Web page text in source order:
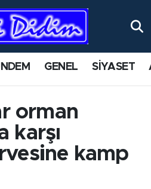
GENEL SİYASET
orman
karşı
kamp
ve Fikstür